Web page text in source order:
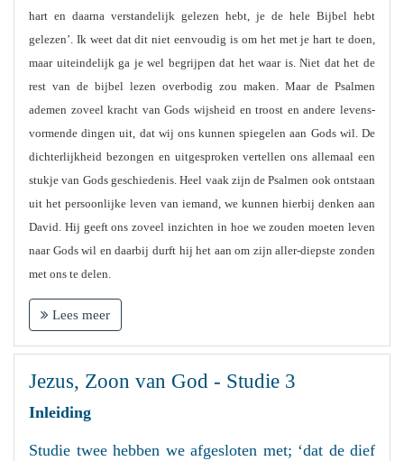
hart en daarna verstandelijk gelezen hebt, je de hele Bijbel hebt
gelezen’. Ik weet dat dit niet eenvoudig is om het met je hart te doen,
maar uiteindelijk ga je wel begrijpen dat het waar is. Niet dat het de
rest van de bijbel lezen overbodig zou maken. Maar de Psalmen
ademen zoveel kracht van Gods wijsheid en troost en andere levens-
vormende dingen uit, dat wij ons kunnen spiegelen aan Gods wil. De
dichterlijkheid bezongen en uitgesproken vertellen ons allemaal een
stukje van Gods geschiedenis. Heel vaak zijn de Psalmen ook ontstaan
uit het persoonlijke leven van iemand, we kunnen hierbij denken aan
David. Hij geeft ons zoveel inzichten in hoe we zouden moeten leven
naar Gods wil en daarbij durft hij het aan om zijn aller-diepste zonden
met ons te delen.
Lees meer
Jezus, Zoon van God - Studie 3
Inleiding
Studie twee hebben we afgesloten met; ‘dat de dief